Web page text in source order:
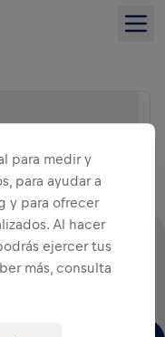
INSCRIPCIÓN VA A
MÉDULA ESPINAL
para medir y
para ayudar a
y para ofrecer
Al hacer
ejercer tus
más, consulta